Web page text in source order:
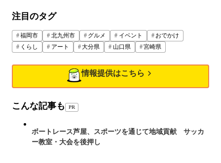
注目のタグ
福岡市 北九州市 グルメ イベント
おでかけ
くらし
アート 大分県 山口県 宮崎県
情報提供はこちら
こんな記事も PR
ボートレース芦屋、スポーツを通じて地域貢献 サッカ
ー教室・大会を後押し